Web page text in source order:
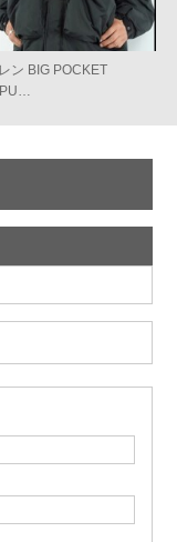
ン BIG POCKET